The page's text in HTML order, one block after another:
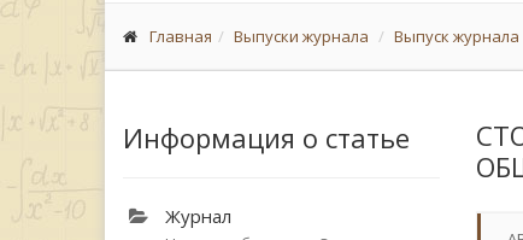
Главная Выпуски журнала Выпуск журнала
Информация о статье
Журнал